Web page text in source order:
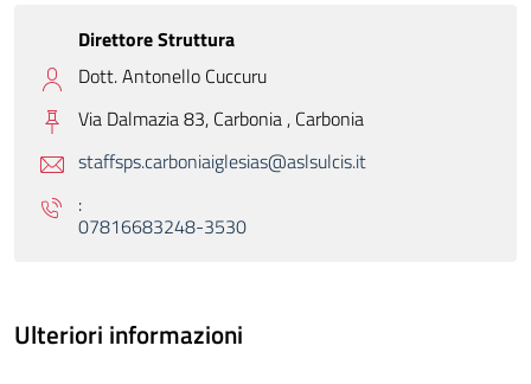
Direttore Struttura
Dott. Antonello Cuccuru
Via Dalmazia 83, Carbonia , Carbonia
staffsps.carboniaiglesias@aslsulcis.it
:
07816683248-3530
Ulteriori informazioni